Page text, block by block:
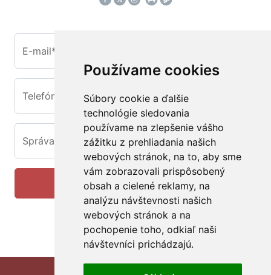
Používame cookies
Súbory cookie a ďalšie
technológie sledovania
používame na zlepšenie vášho
zážitku z prehliadania našich
webových stránok, na to, aby sme
vám zobrazovali prispôsobený
obsah a cielené reklamy, na
analýzu návštevnosti našich
webových stránok a na
pochopenie toho, odkiaľ naši
návštevníci prichádzajú.
E-mail*
Telefón
Správa*
Odoslať na